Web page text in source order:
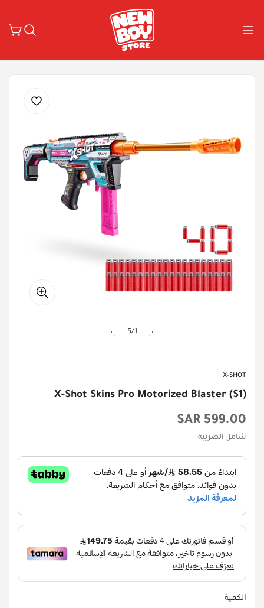
1
/
5
X-SHOT
X-Shot Skins Pro Motorized Blaster (S1)
السعر
الأصلي
599.00 SAR
شامل الضريبة
الكمية